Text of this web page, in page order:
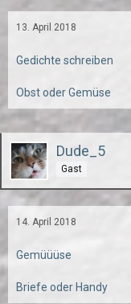
13. April 2018
Gedichte schreiben
Obst oder Gemüse
Dude_5
Gast
14. April 2018
Gemüüüse
Briefe oder Handy